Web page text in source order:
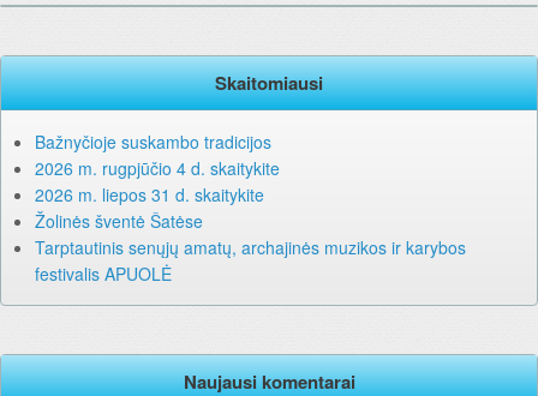
Skaitomiausi
Bažnyčioje suskambo tradicijos
2026 m. rugpjūčio 4 d. skaitykite
2026 m. liepos 31 d. skaitykite
Žolinės šventė Šatėse
Tarptautinis senųjų amatų, archajinės muzikos ir karybos
festivalis APUOLĖ
Naujausi komentarai